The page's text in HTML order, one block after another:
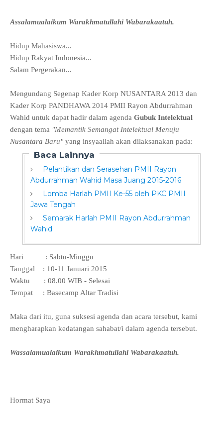
Assalamualaikum Warakhmatullahi Wabarakaatuh.
Hidup Mahasiswa...
Hidup Rakyat Indonesia...
Salam Pergerakan...
Mengundang Segenap Kader Korp NUSANTARA 2013 dan
Kader Korp PANDHAWA 2014 PMII Rayon Abdurrahman
Wahid untuk dapat hadir dalam agenda Gubuk Intelektual
dengan tema "Memantik Semangat Intelektual Menuju
Nusantara Baru"yang insyaallah akan dilaksanakan pada:
Baca Lainnya
Pelantikan dan Serasehan PMII Rayon
Abdurrahman Wahid Masa Juang 2015-2016
Lomba Harlah PMII Ke-55 oleh PKC PMII
Jawa Tengah
Semarak Harlah PMII Rayon Abdurrahman
Wahid
Hari : Sabtu-Minggu
Tanggal : 10-11 Januari 2015
Waktu : 08.00 WIB - Selesai
Tempat : Basecamp Altar Tradisi
Maka dari itu, guna suksesi agenda dan acara tersebut, kami
mengharapkan kedatangan sahabat/i dalam agenda tersebut.
Wassalamualaikum Warakhmatullahi Wabarakaatuh.
Hormat Saya